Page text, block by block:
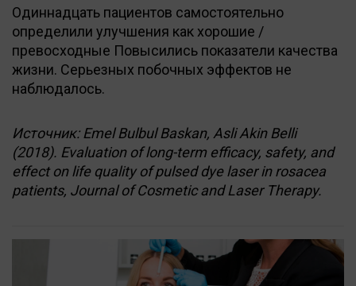
Одиннадцать пациентов самостоятельно
определили улучшения как хорошие /
превосходные Повысились показатели качества
жизни. Серьезных побочных эффектов не
наблюдалось.
Источник: Emel Bulbul Baskan, Asli Akin Belli
(2018). Evaluation of long-term efficacy, safety, and
effect on life quality of pulsed dye laser in rosacea
patients, Journal of Cosmetic and Laser Therapy.